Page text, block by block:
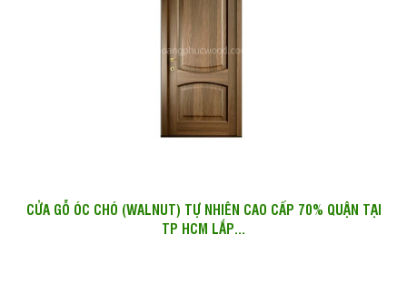
CỬA GỖ ÓC CHÓ (WALNUT) TỰ NHIÊN CAO CẤP 70% QUẬN TẠI
TP HCM LẮP...